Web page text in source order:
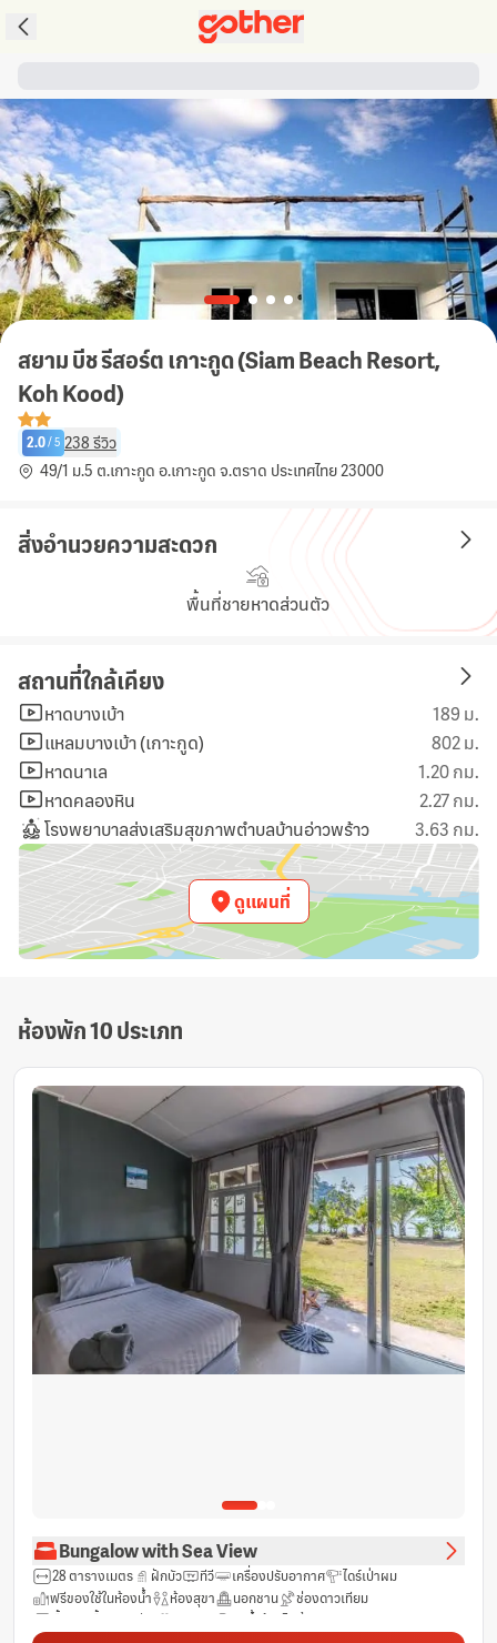
สยาม บีช รีสอร์ต เกาะกูด (Siam Beach Resort,
Koh Kood)
2.0/5 238รีวิว
49/1 ม.5 ต.เกาะกูด อ.เกาะกูด จ.ตราด ประเทศไทย 23000
สิ่งอำนวยความสะดวก
พื้นที่ชายหาดส่วนตัว
สถานที่ใกล้เคียง
หาดบางเบ้า
189 ม.
แหลมบางเบ้า (เกาะกูด)
802 ม.
หาดนาเล
1.20 กม.
หาดคลองหิน
2.27 กม.
โรงพยาบาลส่งเสริมสุขภาพตำบลบ้านอ่าวพร้าว
3.63 กม.
ดูแผนที่
ห้องพัก 10 ประเภท
Bungalow with Sea View
28 ตารางเมตร ฝักบัว ทีวี เครื่องปรับอากาศ
ไดร์เป่าผม
ฟรีของใช้ในห้องน้ำ
ห้องสุขา นอกชาน
ช่องดาวเทียม
พื้นกระเบื้อง/หินอ่อน
กาน้ำร้อนไฟฟ้า